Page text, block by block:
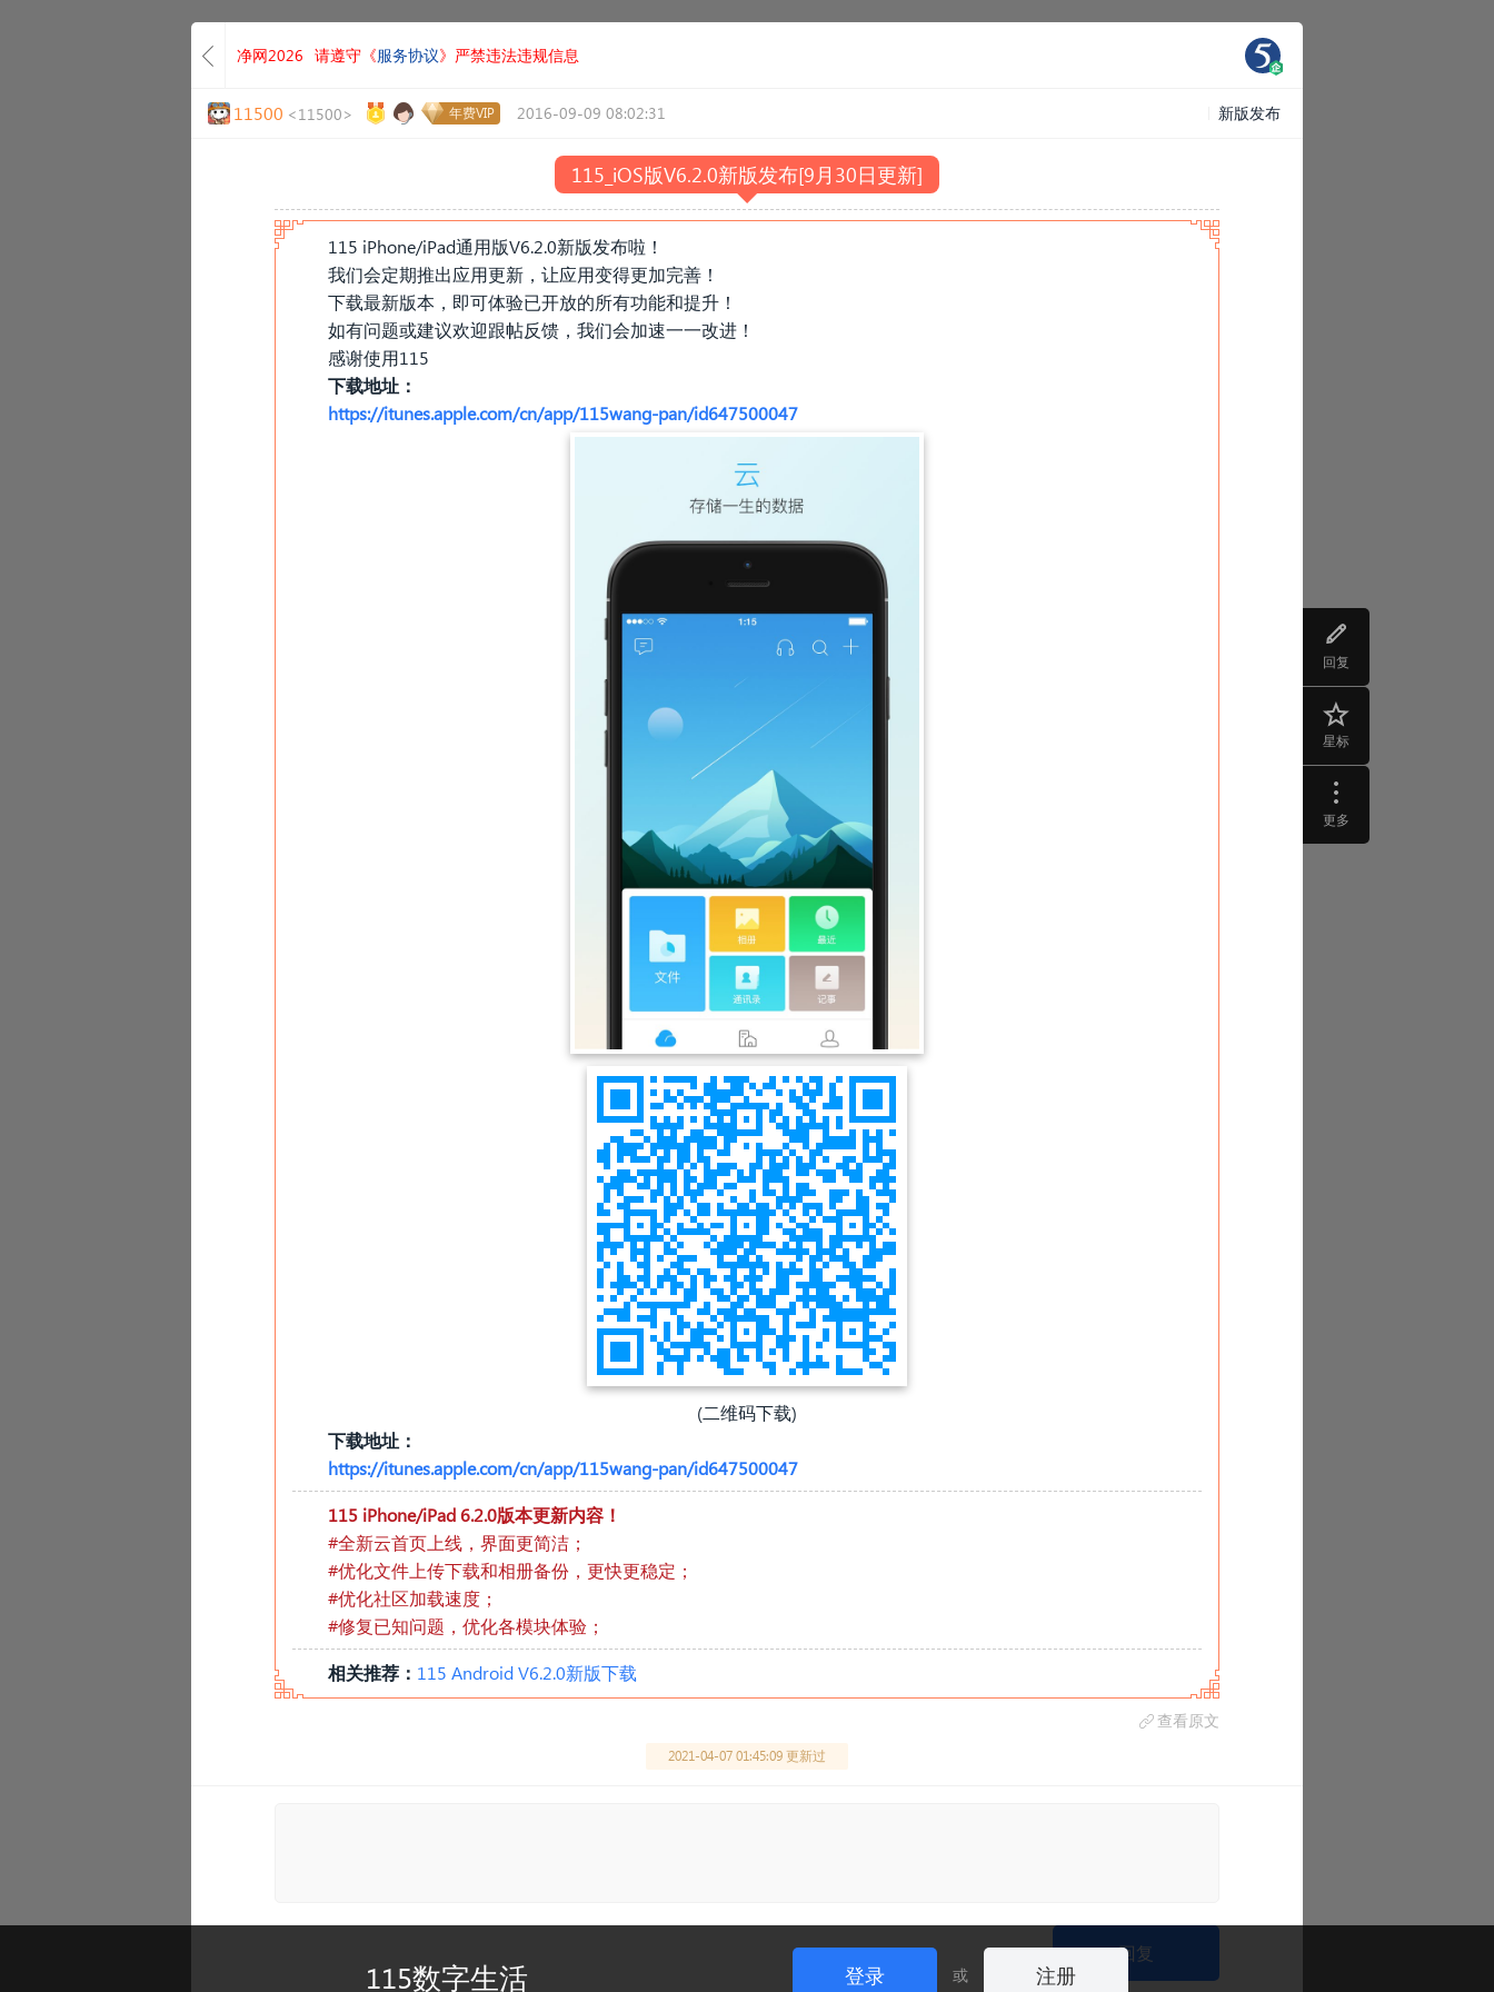
回复
星标
更多
净网2026 请遵守《服务协议》严禁违法违规信息
11500 <11500> 年费VIP 2016-09-09 08:02:31 新版发布
115 iOS版V6.2.0新版发布[9月30日更新]
»
115 iPhone/iPad通用版V6.2.0新版发布啦！
我们会定期推出应用更新，让应用变得更加完善！
下载最新版本，即可体验已开放的所有功能和提升！
如有问题或建议欢迎跟帖反馈，我们会加速一一改进！
感谢使用115
下载地址：
https://itunes.apple.com/cn/app/115wang-pan/id647500047
(二维码下载)
下载地址：
https://itunes.apple.com/cn/app/115wang-pan/id647500047
115 iPhone/iPad 6.2.0版本更新内容 ！
#全新云首页上线，界面更简洁；
#优化文件上传下载和相册备份，更快更稳定；
#优化社区加载速度；
#修复已知问题，优化各模块体验；
相关推荐： 115 Android V6.2.0新版下载
查看原文
2021-04-07 01:45:09 更新过
回复
115数字生活 登录 或 注册